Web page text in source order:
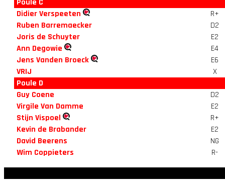
Didier Verspeeten
R+
Ruben Barremaecker
D2
Joris de Schuyter
E2
Ann Degowie
E4
Jens Vanden Broeck
E6
VRIJ
X
Poule D
Guy Coene
D2
Virgile Van Damme
E2
Stijn Vispoel
R+
Kevin de Brabander
E2
David Beerens
NG
Wim Coppieters
R-